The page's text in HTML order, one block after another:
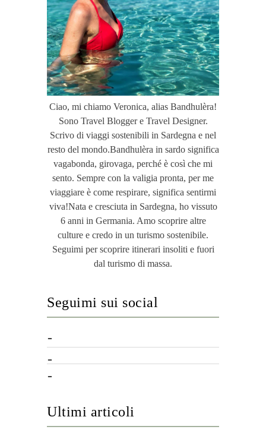
Ciao, mi chiamo Veronica, alias Bandhulèra!
Sono Travel Blogger e Travel Designer.
Scrivo di viaggi sostenibili in Sardegna e nel
resto del mondo.Bandhulèra in sardo significa
vagabonda, girovaga, perché è così che mi
sento. Sempre con la valigia pronta, per me
viaggiare è come respirare, significa sentirmi
viva!Nata e cresciuta in Sardegna, ho vissuto
6 anni in Germania. Amo scoprire altre
culture e credo in un turismo sostenibile.
Seguimi per scoprire itinerari insoliti e fuori
dal turismo di massa.
Seguimi sui social
Ultimi articoli